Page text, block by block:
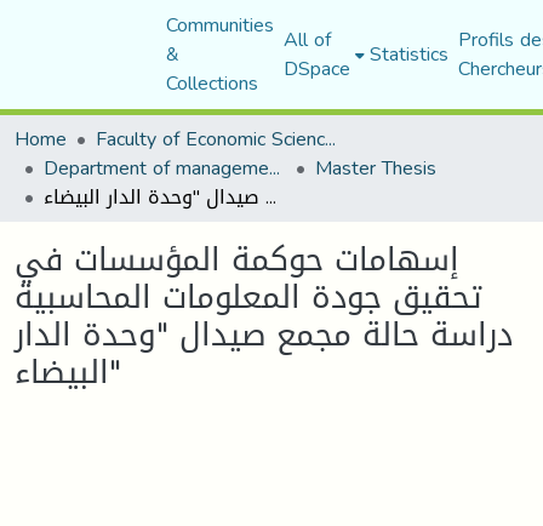
Communities
&
Collections
All of
DSpace Statistics Profils
Home
Faculty of Economic Sciences, Commerce and Management Sciences
Department of management sciences Master Thesis
إسهامات حوكمة المؤسسات في تحقيق جودة المعلومات المحاسبية دراسة حالة مجمع صيدال "وحدة الدار البيضاء"
إسهامات حوكمة المؤسسات في
تحقيق جودة المعلومات المحاسبية
دراسة حالة مجمع صيدال "وحدة الدار
البيضاء"